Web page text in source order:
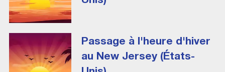
Passage à l'heure d'hiver
au New Jersey (États-